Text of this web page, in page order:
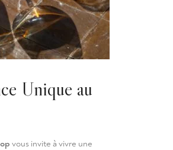
Unique au
vous invite à vivre une